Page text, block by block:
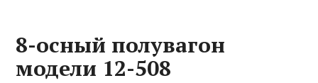
8-осный полувагон
модели 12-508